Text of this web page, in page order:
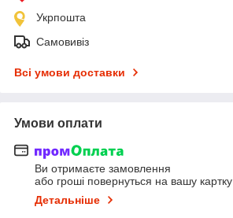
Укрпошта
Самовивіз
Всі умови доставки
Умови оплати
Ви отримаєте замовлення
або гроші повернуться на вашу картку
Детальніше